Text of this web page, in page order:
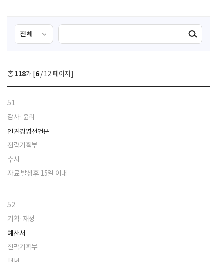
검
색
선
택
색
검색실행
총 118개 [6/ 12 페이지]
51
감사·윤리
인권경영선언문
전략기획부
수시
자료 발생후 15일 이내
52
기획·재정
예산서
전략기획부